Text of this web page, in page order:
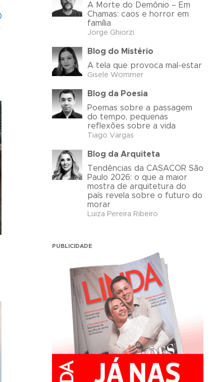
A Morte do Demônio – Em
Chamas: caos e horror em
família
Jorge Ghiorzi
Blog do Mistério
A tela que provoca mal-estar
Gisele Wommer
Blog da Poesia
Poemas sobre a passagem
do tempo, pequenas
reflexões sobre a vida
Tiago Vargas
Blog da Arquiteta
Tendências da CASACOR São
Paulo 2026: o que a maior
mostra de arquitetura do
país revela sobre o futuro do
morar
Luiza Pereira Ribeiro
PUBLICIDADE